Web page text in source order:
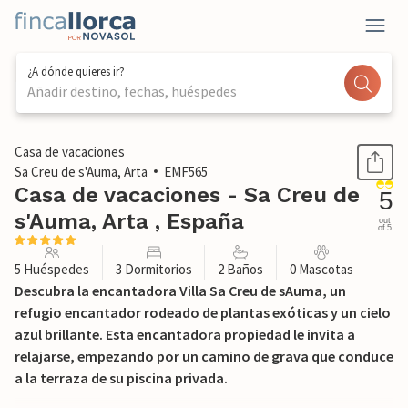
¿A dónde quieres ir?
Añadir destino, fechas, huéspedes
1 / 57
Casa de vacaciones
Sa Creu de s'Auma, Arta
EMF565
Casa de vacaciones - Sa Creu de
s'Auma, Arta , España
5
out
of 5
5 Huéspedes 3 Dormitorios 2 Baños 0 Mascotas
Descubra la encantadora Villa Sa Creu de sAuma, un
refugio encantador rodeado de plantas exóticas y un cielo
azul brillante. Esta encantadora propiedad le invita a
relajarse, empezando por un camino de grava que conduce
a la terraza de su piscina privada.